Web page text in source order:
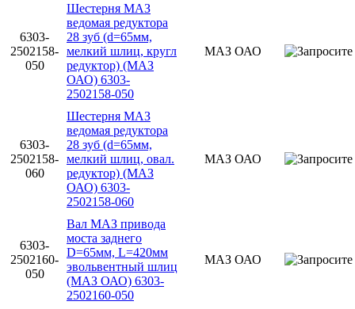
6303-
2502158-
050
Шестерня МАЗ
ведомая редуктора
28 зуб (d=65мм,
мелкий шлиц, кругл
редуктор) (МАЗ
ОАО) 6303-
2502158-050
МАЗ ОАО
6303-
2502158-
060
Шестерня МАЗ
ведомая редуктора
28 зуб (d=65мм,
мелкий шлиц, овал.
редуктор) (МАЗ
ОАО) 6303-
2502158-060
МАЗ ОАО
6303-
2502160-
050
Вал МАЗ привода
моста заднего
D=65мм, L=420мм
эвольвентный шлиц
(МАЗ ОАО) 6303-
2502160-050
МАЗ ОАО